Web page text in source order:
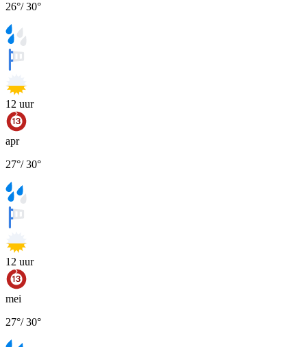
26°/30°
12 uur
apr
27°/30°
12 uur
mei
27°/30°